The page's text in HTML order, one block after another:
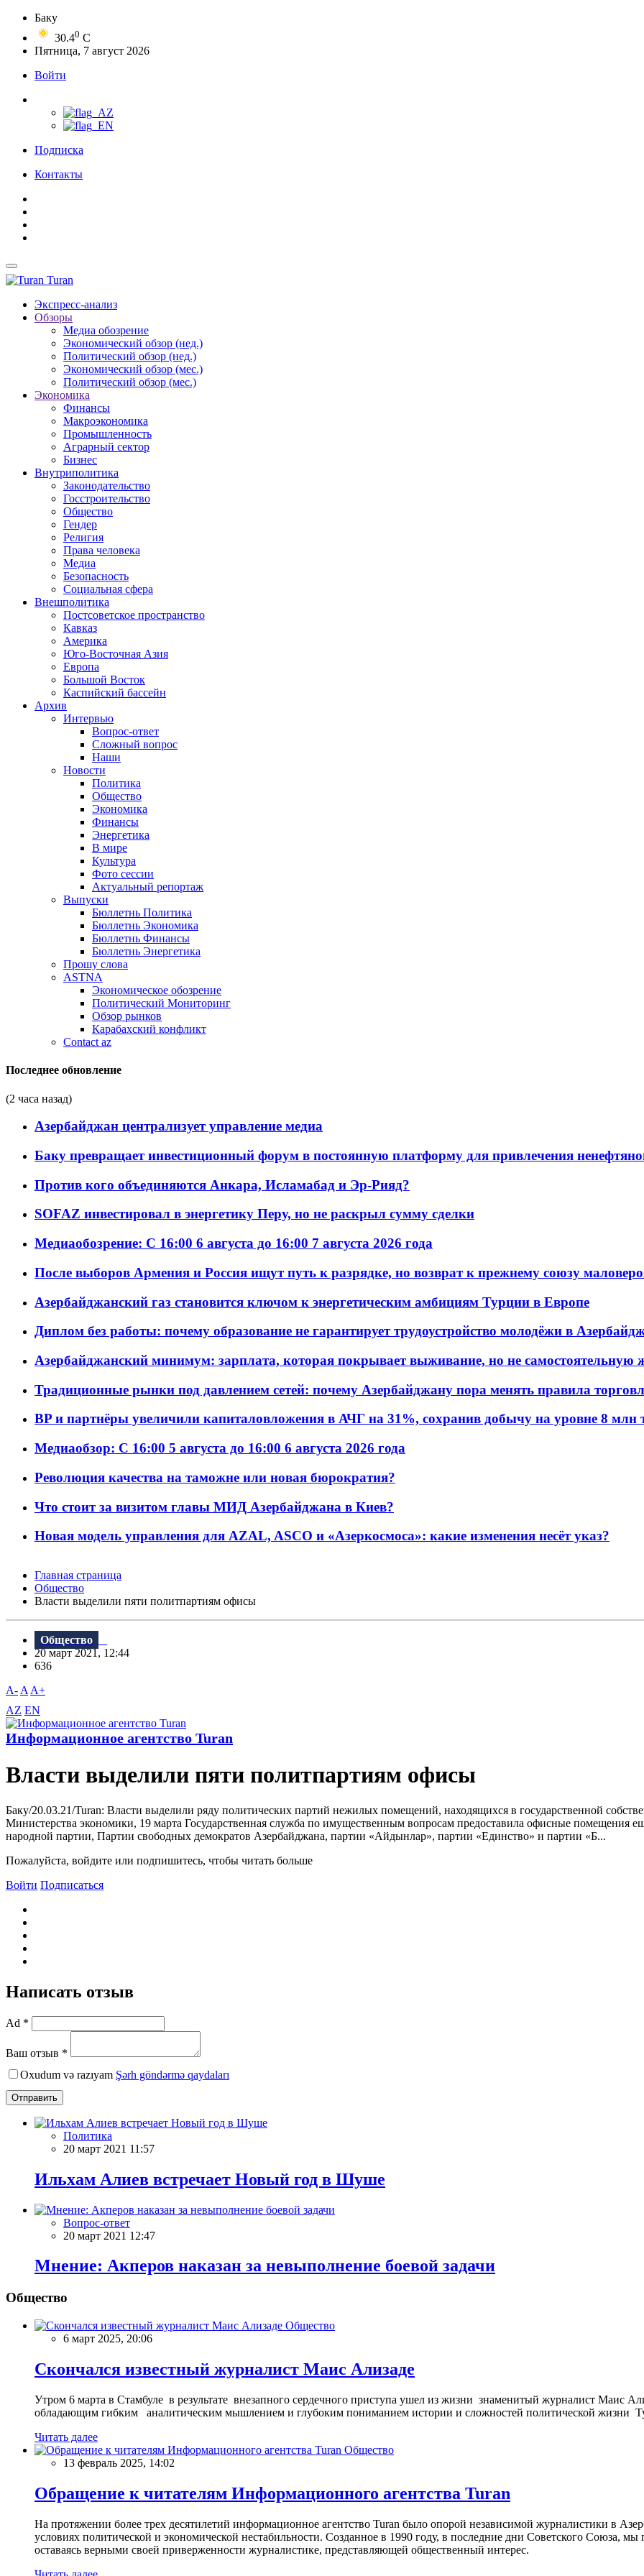
Баку
30.40 C
Пятница, 7 август 2026
Войти
Подписка
Контакты
Turan
Экспресс-анализ
Обзоры
Медиа обозрение
Экономический обзор (нед.)
Политический обзор (нед.)
Экономический обзор (мес.)
Политический обзор (мес.)
Экономика
Финансы
Макроэкономика
Промышленность
Аграрный сектор
Бизнес
Внутриполитика
Законодательство
Госстроительство
Общество
Гендер
Религия
Права человека
Медиа
Безопасность
Социальная сфера
Внешполитика
Постсоветское пространство
Кавказ
Америка
Юго-Восточная Азия
Европа
Большой Восток
Каспийский бассейн
Архив
Интервью
Вопрос-ответ
Сложный вопрос
Наши
Новости
Политика
Общество
Экономика
Финансы
Энергетика
В мире
Культура
Фото сессии
Актуальный репортаж
Выпуски
Бюллетнь Политика
Бюллетнь Экономика
Бюллетнь Финансы
Бюллетнь Энергетика
Прошу слова
ASTNA
Экономическое обозрение
Политический Мониторинг
Обзор рынков
Карабахский конфликт
Contact az
Последнее обновление
(2 часа назад)
Азербайджан централизует управление медиа
Баку превращает инвестиционный форум в постоянную платформу для привлечения
Против кого объединяются Анкара, Исламабад и Эр-Рияд?
SOFAZ инвестировал в энергетику Перу, но не раскрыл сумму сделки
Медиаобозрение: С 16:00 6 августа до 16:00 7 августа 2026 года
После выборов Армения и Россия ищут путь к разрядке, но возврат к прежнему союзу
Азербайджанский газ становится ключом к энергетическим амбициям Турции в Европе
Диплом без работы: почему образование не гарантирует трудоустройство молодёжи в
Азербайджанский минимум: зарплата, которая покрывает выживание, но не самостоятельную
Традиционные рынки под давлением сетей: почему Азербайджану пора менять правила
BP и партнёры увеличили капиталовложения в АЧГ на 31%, сохранив добычу на уровне 8 млн
Медиаобзор: С 16:00 5 августа до 16:00 6 августа 2026 года
Революция качества на таможне или новая бюрократия?
Что стоит за визитом главы МИД Азербайджана в Киев?
Новая модель управления для AZAL, ASCO и «Азеркосмоса»: какие изменения несёт указ?
Главная страница
Общество
Власти выделили пяти политпартиям офисы
Общество
20 март 2021, 12:44
636
A- A A+
AZ EN
Информационное агентство Turan
Власти выделили пяти политпартиям офисы
Баку/20.03.21/Turan: Власти выделили ряду политических партий нежилых помещений, находящихся в государственной
Министерства экономики, 19 марта Государственная служба по имущественным вопросам предоставила офисные помещения
народной партии, Партии свободных демократов Азербайджана, партии «Айдынлар», партии «Единство» и партии «Б...
Пожалуйста, войдите или подпишитесь, чтобы читать больше
Войти Подписаться
Написать отзыв
Ad *
Ваш отзыв *
Oxudum və razıyam Şərh göndərmə qaydaları
Отправить
Политика
20 март 2021 11:57
Ильхам Алиев встречает Новый год в Шуше
Вопрос-ответ
20 март 2021 12:47
Мнение: Акперов наказан за невыполнение боевой задачи
Общество
Общество
6 март 2025, 20:06
Скончался известный журналист Маис Ализаде
Утром 6 марта в Стамбуле в результате внезапного сердечного приступа ушел из жизни знаменитый журналист Маис
обладающим гибким аналитическим мышлением и глубоким пониманием истории и сложностей политической жизни
Читать далее
Общество
13 февраль 2025, 14:02
Обращение к читателям Информационного агентства Turan
На протяжении более трех десятилетий информационное агентство Turan было опорой независимой журналистики в
условиях политической и экономической нестабильности. Созданное в 1990 году, в последние дни Советского Союза,
оставаясь верными своей приверженности журналистике, представляющей общественный интерес.